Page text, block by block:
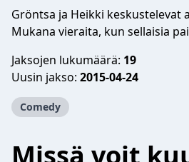
Gröntsa ja Heikki keskustelevat
Mukana vieraita, kun sellaisia
Jaksojen lukumäärä: 19
Uusin jakso: 2015-04-24
Comedy